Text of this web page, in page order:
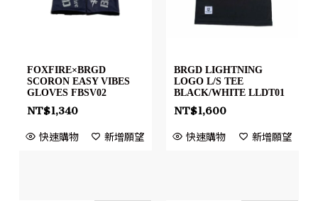
FOXFIRE×BRGD
SCORON EASY VIBES
GLOVES FBSV02
NT$1,340
快速購物 新增願望
BRGD LIGHTNING
LOGO L/S TEE
BLACK/WHITE LLDT01
NT$1,600
快速購物 新增願望